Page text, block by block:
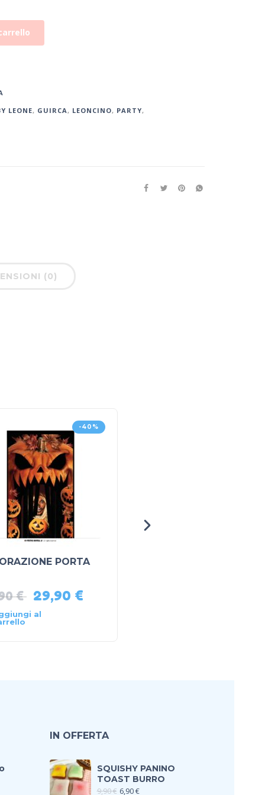
LEONE, GUIRCA, LEONCINO, PARTY,
(0)
-40%
PORTA
€ 29,90 €
al
IN OFFERTA
SQUISHY PANINO
TOAST BURRO
9,90€ 6,90€